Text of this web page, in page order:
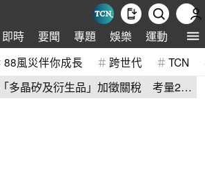
即時 要聞 專題 娛樂 運動 全球
88風災伴你成長 跨世代 TCN
多晶矽及衍生品」加徵關稅 考量2原